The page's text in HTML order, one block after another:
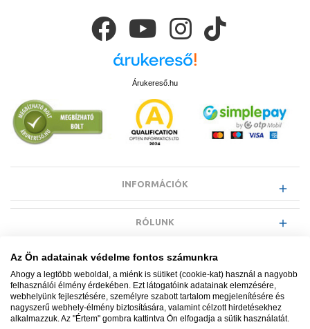
Árukereső.hu
INFORMÁCIÓK
RÓLUNK
EGYÉB INFORMÁCIÓK
VÁSÁRLÓI INFORMÁCIÓK
Az Ön adatainak védelme fontos számunkra
Ahogy a legtöbb weboldal, a miénk is sütiket (cookie-kat) használ a nagyobb
felhasználói élmény érdekében. Ezt látogatóink adatainak elemzésére,
webhelyünk fejlesztésére, személyre szabott tartalom megjelenítésére és
nagyszerű webhely-élmény biztosítására, valamint célzott hirdetésekhez
alkalmazzuk. Az "Értem" gombra kattintva Ön elfogadja a sütik használatát.